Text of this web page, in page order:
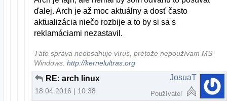
ďalej. Arch je až moc aktuálny a dosť často
aktualizácia niečo rozbije a to by si sa s
reklamáciami nezastavil.
Táto správa neobsahuje vírus, pretože nepoužívam MS
Windows.http://kernelultras.org
RE: arch linux
18.04.2016 | 10:38
JosuaT
Používateľ